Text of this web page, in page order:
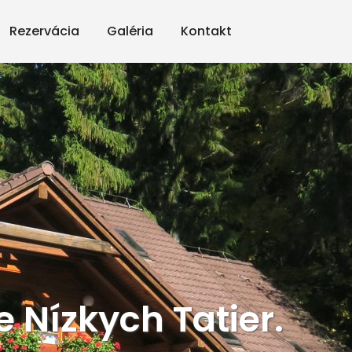
Rezervácia Galéria Kontakt
Nízkych Tatier.